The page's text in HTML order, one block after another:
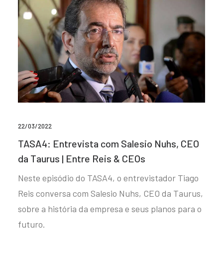
22/03/2022
TASA4: Entrevista com Salesio Nuhs, CEO
da Taurus | Entre Reis & CEOs
Neste episódio do TASA4, o entrevistador Tiago
Reis conversa com Salesio Nuhs, CEO da Taurus,
sobre a história da empresa e seus planos para o
futuro.